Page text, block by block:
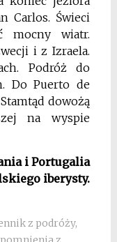
Carlos. Świeci
mocny wiatr.
i z Izraela.
Podróż do
Do Puerto de
dowożą
na wyspie
i Portugalia
iberysty.
z podróży,